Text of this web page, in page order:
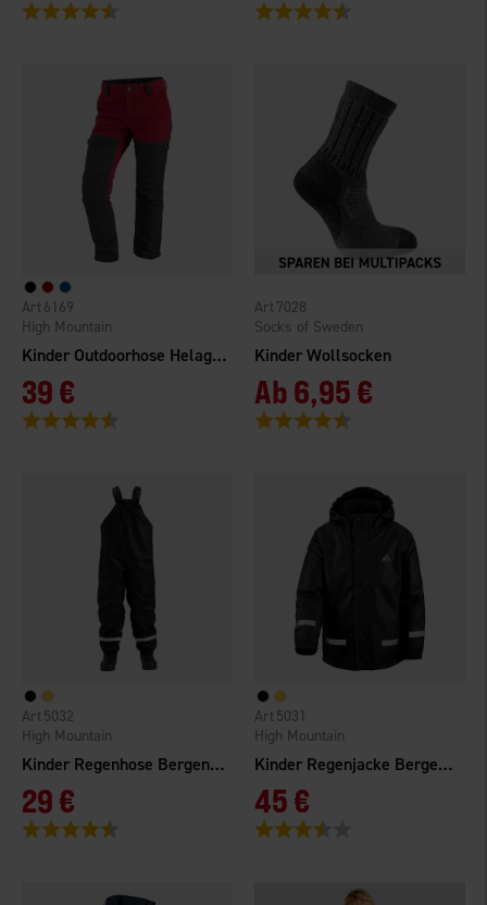
Bewertung: Bewertung:
Kinder Outdoorhose Helags Gefüttert
High Mountain
6169
39 €
Bewertung:
Kinder Wollsocken
Socks of Sweden
7028
Ab6,95 €
Bewertung:
Kinder Regenhose Bergen WP
High Mountain
5032
29 €
Bewertung:
Kinder Regenjacke Bergen Gefüttert
High Mountain
5031
45 €
Bewertung: